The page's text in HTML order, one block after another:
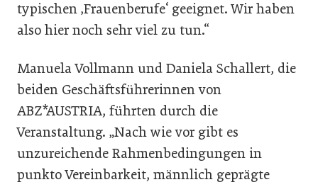
typischen ‚Frauenberufe‘ geeignet. Wir haben
also hier noch sehr viel zu tun.“
Manuela Vollmann und Daniela Schallert, die
beiden Geschäftsführerinnen von
ABZ*AUSTRIA, führten durch die
Veranstaltung. „Nach wie vor gibt es
unzureichende Rahmenbedingungen in
punkto Vereinbarkeit, männlich geprägte